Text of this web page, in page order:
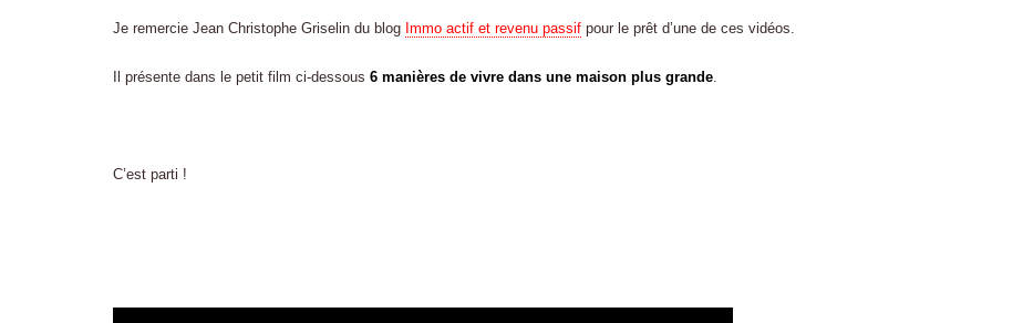
Je remercie Jean Christophe Griselin du blog Immo actif et revenu passif pour le prêt d’une de ces vidéos.
Il présente dans le petit film ci-dessous 6 manières de vivre dans une maison plus grande.
C’est parti !